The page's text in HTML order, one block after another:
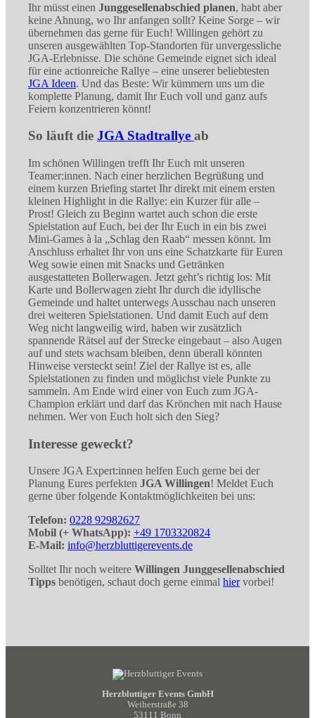
Ihr müsst einen Junggesellenabschied planen, habt aber
keine Ahnung, wo Ihr anfangen sollt? Keine Sorge – wir
übernehmen das gerne für Euch! Willingen gehört zu
unseren ausgewählten Top-Standorten für unvergessliche
JGA-Erlebnisse. Die schöne Gemeinde eignet sich ideal
für eine actionreiche Rallye – eine unserer beliebtesten
JGA Ideen. Und das Beste: Wir kümmern uns um die
komplette Planung, damit Ihr Euch voll und ganz aufs
Feiern konzentrieren könnt!
So läuft die JGA Stadtrallye ab
Im schönen Willingen trefft Ihr Euch mit unseren
Teamer:innen. Nach einer herzlichen Begrüßung und
einem kurzen Briefing startet Ihr direkt mit einem ersten
kleinen Highlight in die Rallye: ein Kurzer für alle –
Prost! Gleich zu Beginn wartet auch schon die erste
Spielstation auf Euch, bei der Ihr Euch in ein bis zwei
Mini-Games à la „Schlag den Raab“ messen könnt. Im
Anschluss erhaltet Ihr von uns eine Schatzkarte für Euren
Weg sowie einen mit Snacks und Getränken
ausgestatteten Bollerwagen. Jetzt geht’s richtig los: Mit
Karte und Bollerwagen zieht Ihr durch die idyllische
Gemeinde und haltet unterwegs Ausschau nach unseren
drei weiteren Spielstationen. Und damit Euch auf dem
Weg nicht langweilig wird, haben wir zusätzlich
spannende Rätsel auf der Strecke eingebaut – also Augen
auf und stets wachsam bleiben, denn überall könnten
Hinweise versteckt sein! Ziel der Rallye ist es, alle
Spielstationen zu finden und möglichst viele Punkte zu
sammeln. Am Ende wird einer von Euch zum JGA-
Champion erklärt und darf das Krönchen mit nach Hause
nehmen. Wer von Euch holt sich den Sieg?
Interesse geweckt?
Unsere JGA Expert:innen helfen Euch gerne bei der
Planung Eures perfekten JGA Willingen! Meldet Euch
gerne über folgende Kontaktmöglichkeiten bei uns:
Telefon: 0228 92982627
Mobil (+ WhatsApp): +49 1703320824
E-Mail: info@herzbluttigerevents.de
Solltet Ihr noch weitere Willingen Junggesellenabschied
Tipps benötigen, schaut doch gerne einmal hiervorbei!
Herzbluttiger Events GmbH
Weiherstraße 38
53111 Bonn